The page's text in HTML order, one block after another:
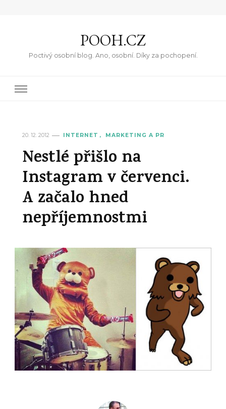
POOH.CZ
Poctivý osobní blog. Ano, osobní. Díky za pochopení.
20. 12. 2012 INTERNET MARKETING A PR
Nestlé přišlo na
Instagram v červenci.
A začalo hned
nepříjemnostmi